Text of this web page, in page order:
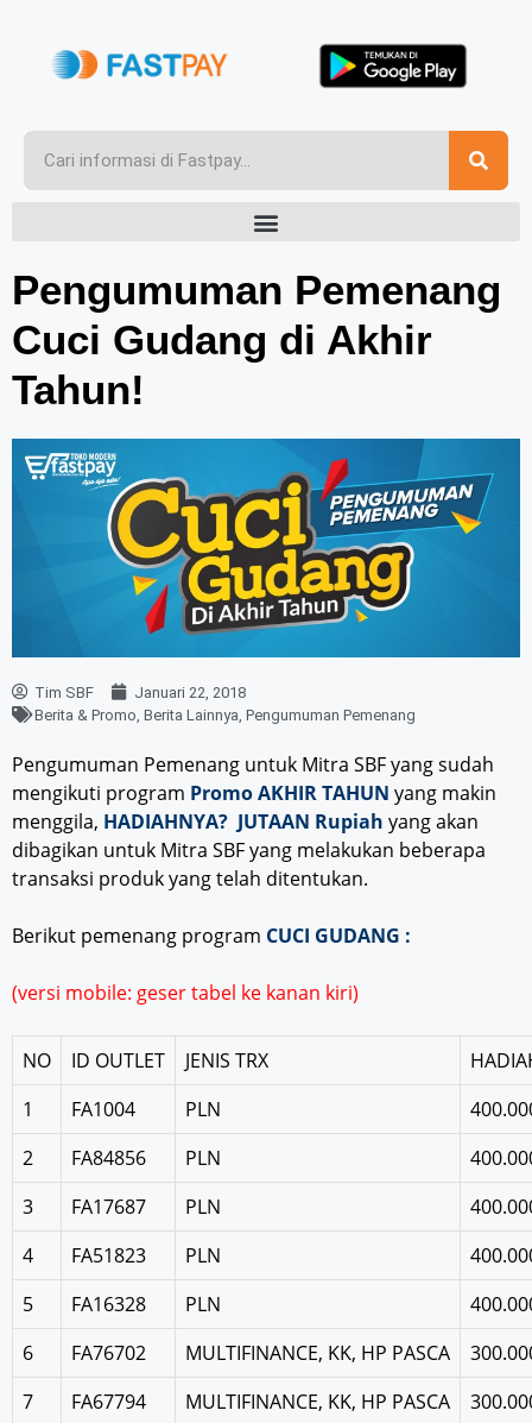
Pengumuman Pemenang
Cuci Gudang di Akhir
Tahun!
Tim SBF
Januari 22, 2018
Berita & Promo Berita Lainnya Pengumuman Pemenang
Pengumuman Pemenang untuk Mitra SBF yang sudah
mengikuti program Promo AKHIR TAHUN yang makin
menggila, HADIAHNYA? JUTAAN Rupiah yang akan
dibagikan untuk Mitra SBF yang melakukan beberapa
transaksi produk yang telah ditentukan.
Berikut pemenang program CUCI GUDANG :
(versi mobile: geser tabel ke kanan kiri)
NO ID OUTLET JENIS TRX
1
FA1004 PLN
2
FA84856 PLN
3
FA17687 PLN
4
FA51823 PLN
5
FA16328 PLN
6
FA76702 MULTIFINANCE, KK, HP PASCA
7
FA67794 MULTIFINANCE, KK, HP PASCA